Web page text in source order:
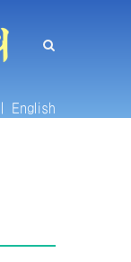
English